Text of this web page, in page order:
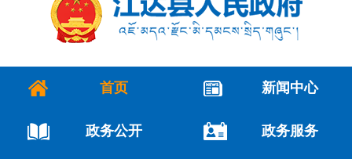
首页 新闻中心
政务公开 政务服务